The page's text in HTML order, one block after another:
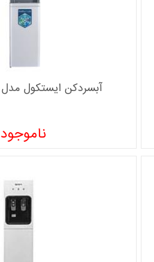
آبسردکن ايستکول مدل TM-SW438
ناموجود